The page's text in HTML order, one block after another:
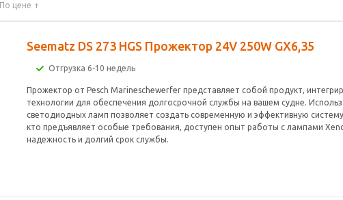
По цене
Seematz DS 273 HGS Прожектор 24V 250W GX6,35
Отгрузка 6-10 недель
Прожектор от Pesch Marineschewerfer представляет собой продукт,
технологии для обеспечения долгосрочной службы на вашем судне.
светодиодных ламп позволяет создать современную и эффективную
кто предъявляет особые требования, доступен опыт работы с лампами
надежность и долгий срок службы.